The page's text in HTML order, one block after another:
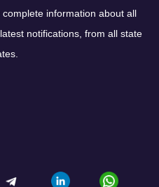
information about all
notifications, from all state